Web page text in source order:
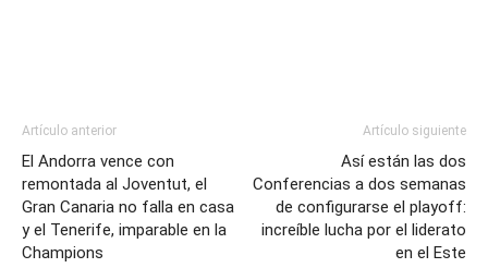
Artículo anterior
El Andorra vence con
remontada al Joventut, el
Gran Canaria no falla en casa
y el Tenerife, imparable en la
Champions
Artículo siguiente
Así están las dos
Conferencias a dos semanas
de configurarse el playoff:
increíble lucha por el liderato
en el Este